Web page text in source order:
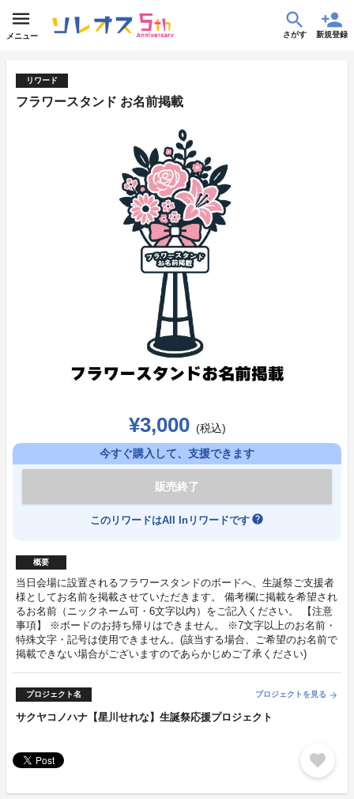
メニュー さがす 新規登録
リワード
フラワースタンド お名前掲載
¥3,000 (税込)
今すぐ購入して、支援できます
販売終了
このリワードはAll Inリワードです help
概要
当日会場に設置されるフラワースタンドのボードへ、生誕祭ご支援者
様としてお名前を掲載させていただきます。 備考欄に掲載を希望され
るお名前（ニックネーム可・6文字以内）をご記入ください。 【注意
事項】 ※ボードのお持ち帰りはできません。 ※7文字以上のお名前・
特殊文字・記号は使用できません。(該当する場合、ご希望のお名前で
掲載できない場合がございますのであらかじめご了承ください)
プロジェクト名 プロジェクトを見る arrow_forward
サクヤコノハナ【星川せれな】生誕祭応援プロジェクト
favorite